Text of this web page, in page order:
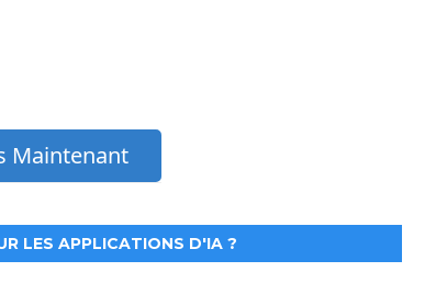
Maintenant
LES APPLICATIONS D'IA ?